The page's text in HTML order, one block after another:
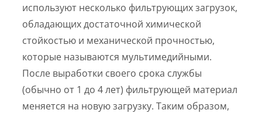
используют несколько фильтрующих загрузок,
обладающих достаточной химической
стойкостью и механической прочностью,
которые называются мультимедийными.
После выработки своего срока службы
(обычно от 1 до 4 лет) фильтрующей материал
меняется на новую загрузку. Таким образом,